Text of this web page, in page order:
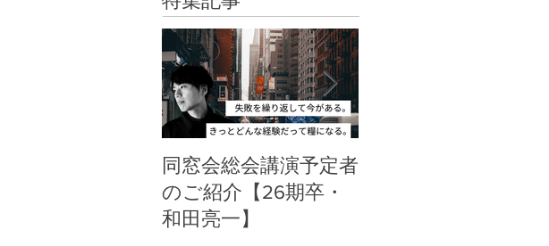
同窓会総会講演予定者
のご紹介【26期卒・
和田亮一】